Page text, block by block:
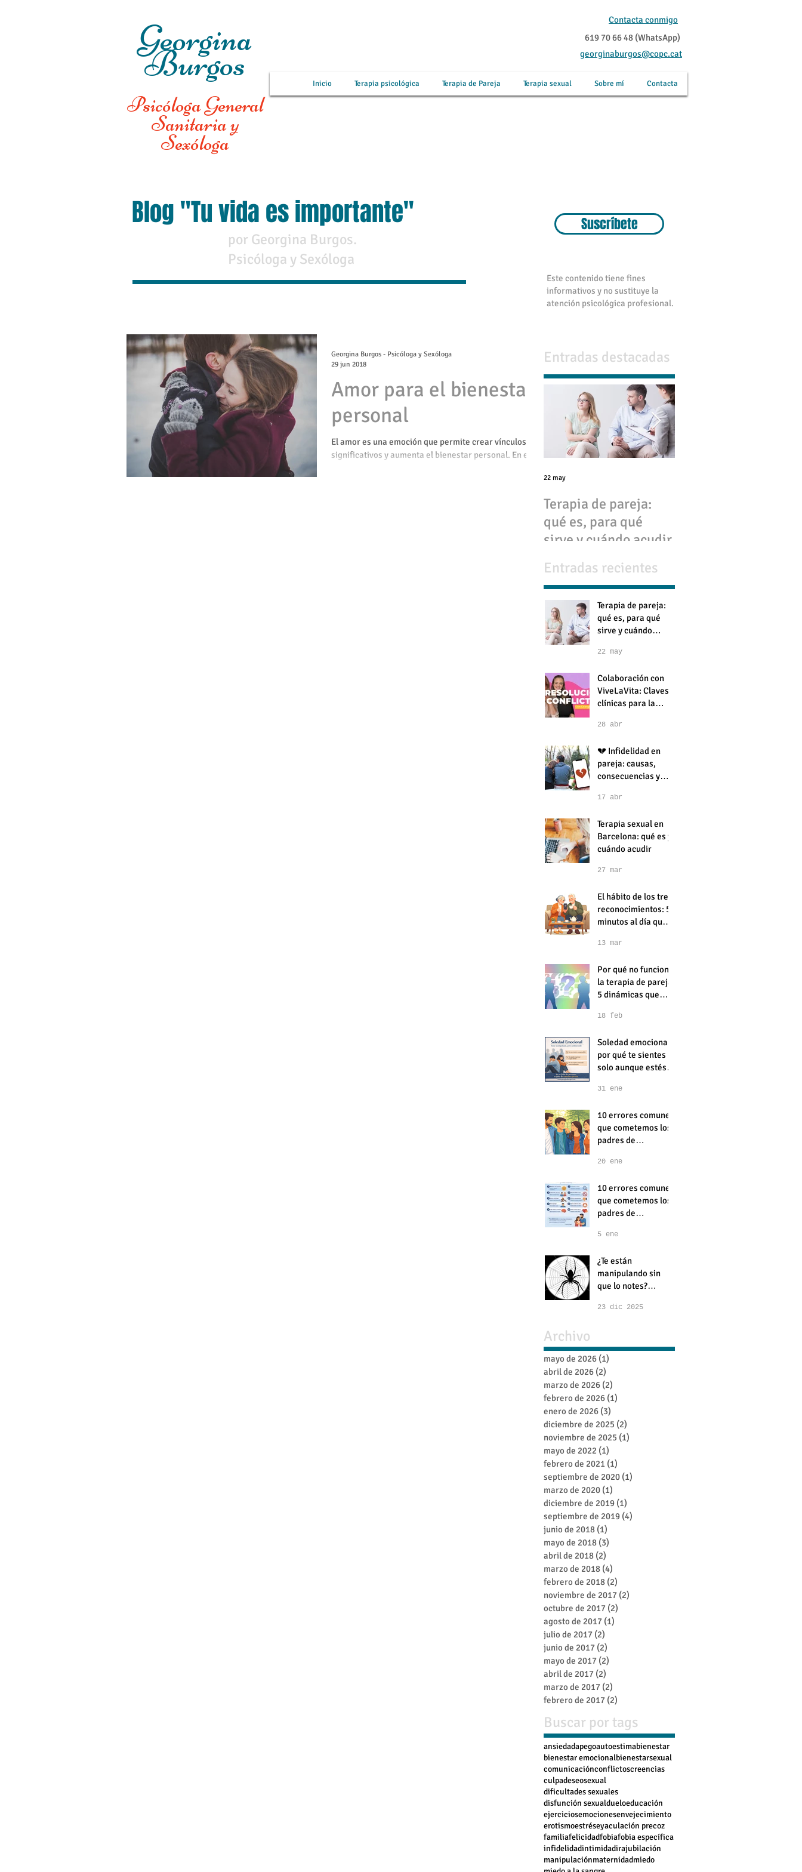
Contacta conmigo
Georgina
Burgos
Psicóloga General
Sanitaria y
Sexóloga
619 70 66 48 (WhatsApp)
georginaburgos@copc.cat
Inicio Terapia psicológica Terapia de Pareja Terapia sexual Sobre mí Contacta
Blog "Tu vida es importante"
por Georgina Burgos.
Psicóloga y Sexóloga
Amor para el bienestar
personal
El amor es una emoción que permite crear vínculos
significativos y aumenta el bienestar personal. En este
Georgina Burgos - Psicóloga y Sexóloga
29 jun 2018
Suscríbete
Este contenido tiene fines
informativos y no sustituye la
atención psicológica profesional.
Entradas destacadas
Terapia de pareja:
qué es, para qué
sirve y cuándo acudir
22 may
Entradas recientes
Terapia de pareja:
qué es, para qué
sirve y cuándo
22 may
Colaboración con
ViveLaVita: Claves
clínicas para la
conflictos en pareja
28 abr
💔 Infidelidad en
pareja: causas,
consecuencias y
17 abr
Terapia sexual en
Barcelona: qué es y
cuándo acudir
27 mar
El hábito de los tres
reconocimientos: 5
minutos al día que
relación de pareja
13 mar
Por qué no funciona
la terapia de pareja:
5 dinámicas que
dificultando vuestra
18 feb
Soledad emocional:
por qué te sientes
solo aunque estés
31 ene
10 errores comunes
que cometemos los
padres de
cómo evitarlos.
20 ene
10 errores comunes
que cometemos los
padres de
cómo evitarlos.
5 ene
¿Te están
manipulando sin
que lo notes?
desvalorización
23 dic 2025
Archivo
mayo de 2026 (1)
abril de 2026 (2)
marzo de 2026 (2)
febrero de 2026 (1)
enero de 2026 (3)
diciembre de 2025 (2)
noviembre de 2025 (1)
mayo de 2022 (1)
febrero de 2021 (1)
septiembre de 2020 (1)
marzo de 2020 (1)
diciembre de 2019 (1)
septiembre de 2019 (4)
junio de 2018 (1)
mayo de 2018 (3)
abril de 2018 (2)
marzo de 2018 (4)
febrero de 2018 (2)
noviembre de 2017 (2)
octubre de 2017 (2)
agosto de 2017 (1)
julio de 2017 (2)
junio de 2017 (2)
mayo de 2017 (2)
abril de 2017 (2)
marzo de 2017 (2)
febrero de 2017 (2)
Buscar por tags
ansiedadapegoautoestimabienestar
bienestar emocionalbienestarsexual
comunicaciónconflictoscreencias
culpadeseosexual
dificultades sexuales
disfunción sexualdueloeducación
ejerciciosemocionesenvejecimiento
erotismoestréseyaculación precoz
familiafelicidadfobiafobia específica
infidelidadintimidadirajubilación
manipulaciónmaternidadmiedo